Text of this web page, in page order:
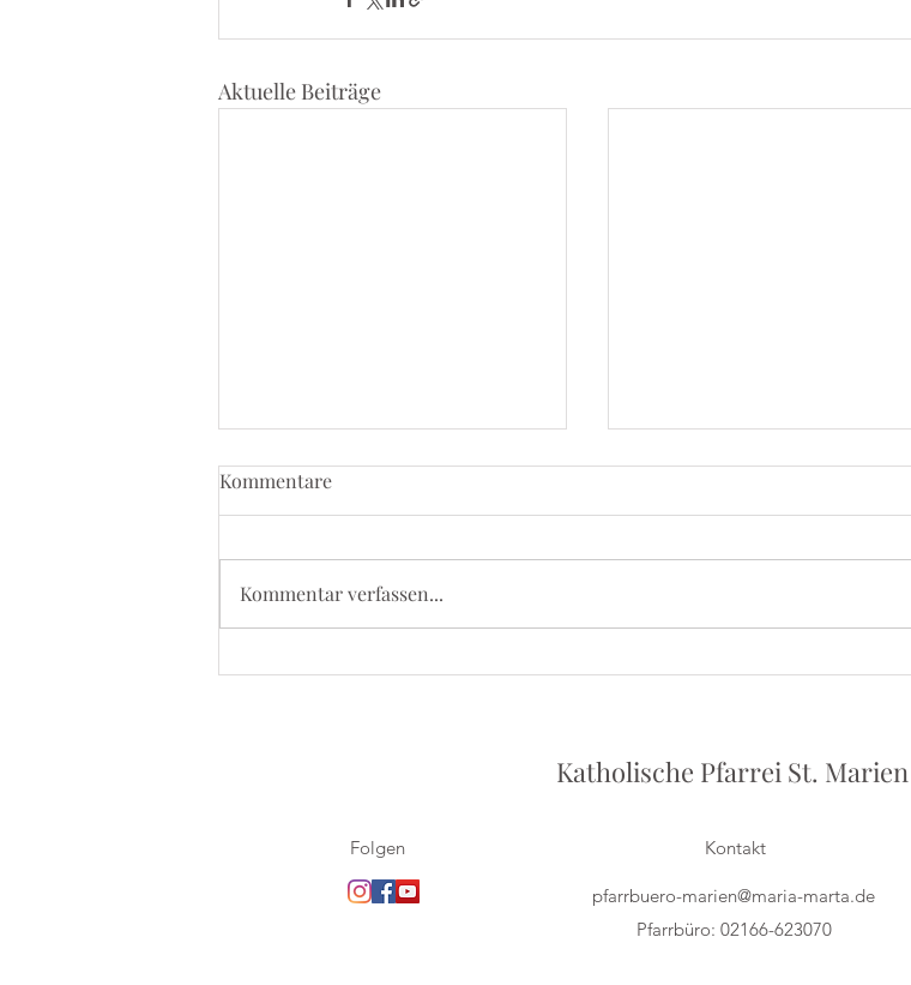
Aktuelle Beiträge
Kommentare
Kommentar verfassen...
Katholische Pfarrei St.
Folgen Kontakt
pfarrbuero-marien@maria-marta.de
Pfarrbüro: 02166-623070